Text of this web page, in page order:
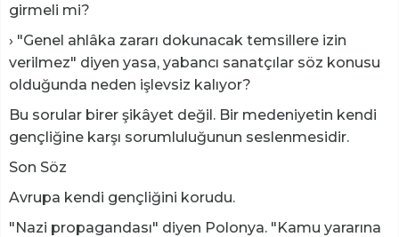
girmeli mi?
› "Genel ahlâka zararı dokunacak temsillere izin
verilmez" diyen yasa, yabancı sanatçılar söz konusu
olduğunda neden işlevsiz kalıyor?
Bu sorular birer şikâyet değil. Bir medeniyetin kendi
gençliğine karşı sorumluluğunun seslenmesidir.
Son Söz
Avrupa kendi gençliğini korudu.
"Nazi propagandası" diyen Polonya. "Kamu yararına